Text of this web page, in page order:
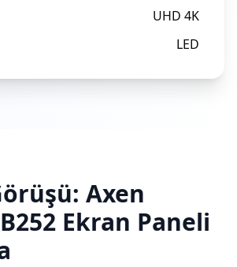
UHD 4K
LED
Axen
Ekran Paneli